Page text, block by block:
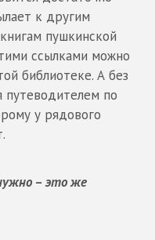
к другим
пушкинской
ссылками можно
библиотеке. А без
путеводителем по
у рядового
– это же